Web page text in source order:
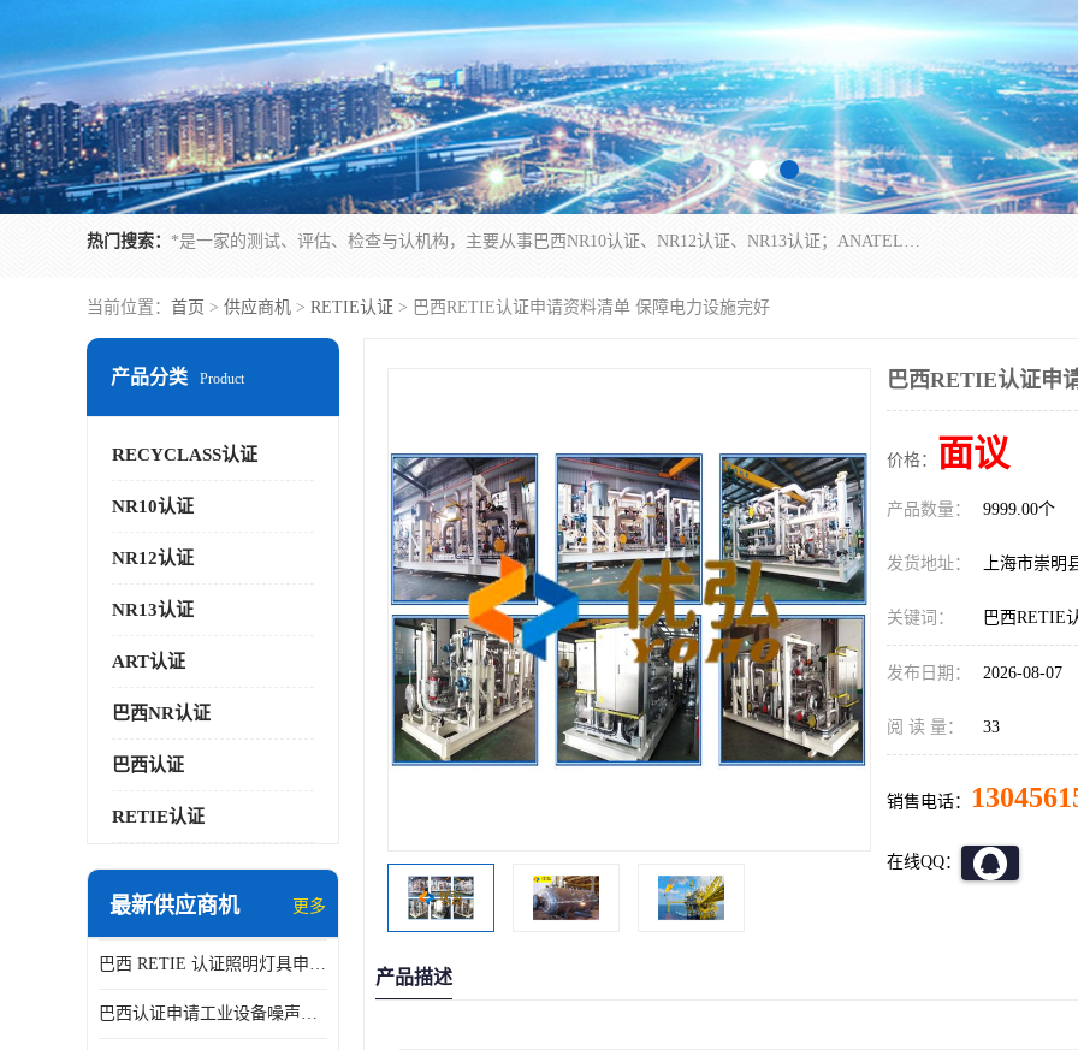
热门搜索： *是一家的测试、评估、检查与认机构，主要从事巴西NR10认证、NR12认证、NR13认证；ANATEL认证、INMTRO认证，欧盟CE认证：MD认证，PED认证，MID认证，ATEX认证，德国蓝色天使认证。
当前位置： 首页 > 供应商机 > RETIE认证 > 巴西RETIE认证申请资料清单 保障电力设施完好
产品分类 Product
RECYCLASS认证
NR10认证
NR12认证
NR13认证
ART认证
巴西NR认证
巴西认证
RETIE认证
最新供应商机 更多
巴西 RETIE 认证照明灯具申请 RETIE 认证
巴西认证申请工业设备噪声控制认证规范
巴西RETIE认证申
价格： 面议
产品数量： 9999.00个
发货地址： 上海市崇
关键词： 巴西RETIE
发布日期： 2026-08-07
阅 读 量： 33
销售电话：
在线QQ：
产品描述